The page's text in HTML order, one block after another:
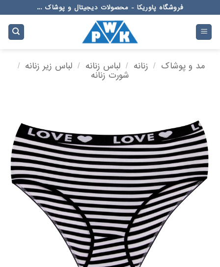
to
content
فروشگاه پاوریکا - محصولات دیجیتال و پوشاک ...
مد و پوشاک / زنانه / لباس زنانه / لباس زیر زنانه /
شورت زنانه